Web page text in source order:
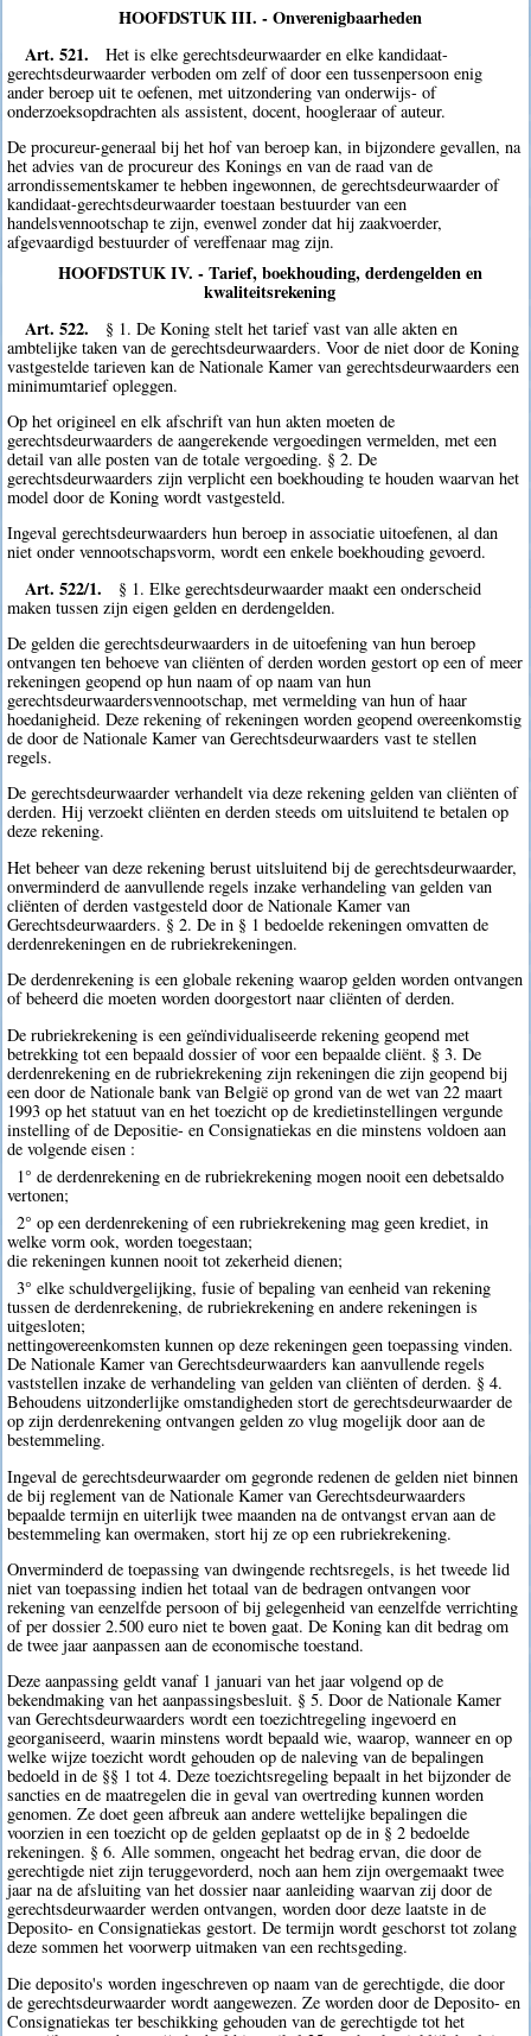
HOOFDSTUK III. - Onverenigbaarheden
Art. 521.
Het is elke gerechtsdeurwaarder en elke kandidaat-
gerechtsdeurwaarder verboden om zelf of door een tussenpersoon enig
ander beroep uit te oefenen, met uitzondering van onderwijs- of
onderzoeksopdrachten als assistent, docent, hoogleraar of auteur.
De procureur-generaal bij het hof van beroep kan, in bijzondere gevallen, na
het advies van de procureur des Konings en van de raad van de
arrondissementskamer te hebben ingewonnen, de gerechtsdeurwaarder of
kandidaat-gerechtsdeurwaarder toestaan bestuurder van een
handelsvennootschap te zijn, evenwel zonder dat hij zaakvoerder,
afgevaardigd bestuurder of vereffenaar mag zijn.
HOOFDSTUK IV. - Tarief, boekhouding, derdengelden en
kwaliteitsrekening
Art. 522.
§ 1. De Koning stelt het tarief vast van alle akten en
ambtelijke taken van de gerechtsdeurwaarders. Voor de niet door de Koning
vastgestelde tarieven kan de Nationale Kamer van gerechtsdeurwaarders een
minimumtarief opleggen.
Op het origineel en elk afschrift van hun akten moeten de
gerechtsdeurwaarders de aangerekende vergoedingen vermelden, met een
detail van alle posten van de totale vergoeding. § 2. De
gerechtsdeurwaarders zijn verplicht een boekhouding te houden waarvan het
model door de Koning wordt vastgesteld.
Ingeval gerechtsdeurwaarders hun beroep in associatie uitoefenen, al dan
niet onder vennootschapsvorm, wordt een enkele boekhouding gevoerd.
Art. 522/1.
§ 1. Elke gerechtsdeurwaarder maakt een onderscheid
maken tussen zijn eigen gelden en derdengelden.
De gelden die gerechtsdeurwaarders in de uitoefening van hun beroep
ontvangen ten behoeve van cliënten of derden worden gestort op een of meer
rekeningen geopend op hun naam of op naam van hun
gerechtsdeurwaardersvennootschap, met vermelding van hun of haar
hoedanigheid. Deze rekening of rekeningen worden geopend overeenkomstig
de door de Nationale Kamer van Gerechtsdeurwaarders vast te stellen
regels.
De gerechtsdeurwaarder verhandelt via deze rekening gelden van cliënten of
derden. Hij verzoekt cliënten en derden steeds om uitsluitend te betalen op
deze rekening.
Het beheer van deze rekening berust uitsluitend bij de gerechtsdeurwaarder,
onverminderd de aanvullende regels inzake verhandeling van gelden van
cliënten of derden vastgesteld door de Nationale Kamer van
Gerechtsdeurwaarders. § 2. De in § 1 bedoelde rekeningen omvatten de
derdenrekeningen en de rubriekrekeningen.
De derdenrekening is een globale rekening waarop gelden worden ontvangen
of beheerd die moeten worden doorgestort naar cliënten of derden.
De rubriekrekening is een geïndividualiseerde rekening geopend met
betrekking tot een bepaald dossier of voor een bepaalde cliënt. § 3. De
derdenrekening en de rubriekrekening zijn rekeningen die zijn geopend bij
een door de Nationale bank van België op grond van de wet van 22 maart
1993 op het statuut van en het toezicht op de kredietinstellingen vergunde
instelling of de Depositie- en Consignatiekas en die minstens voldoen aan
de volgende eisen :
1° de derdenrekening en de rubriekrekening mogen nooit een debetsaldo
vertonen;
2° op een derdenrekening of een rubriekrekening mag geen krediet, in
welke vorm ook, worden toegestaan;
die rekeningen kunnen nooit tot zekerheid dienen;
3° elke schuldvergelijking, fusie of bepaling van eenheid van rekening
tussen de derdenrekening, de rubriekrekening en andere rekeningen is
uitgesloten;
nettingovereenkomsten kunnen op deze rekeningen geen toepassing vinden.
De Nationale Kamer van Gerechtsdeurwaarders kan aanvullende regels
vaststellen inzake de verhandeling van gelden van cliënten of derden. § 4.
Behoudens uitzonderlijke omstandigheden stort de gerechtsdeurwaarder de
op zijn derdenrekening ontvangen gelden zo vlug mogelijk door aan de
bestemmeling.
Ingeval de gerechtsdeurwaarder om gegronde redenen de gelden niet binnen
de bij reglement van de Nationale Kamer van Gerechtsdeurwaarders
bepaalde termijn en uiterlijk twee maanden na de ontvangst ervan aan de
bestemmeling kan overmaken, stort hij ze op een rubriekrekening.
Onverminderd de toepassing van dwingende rechtsregels, is het tweede lid
niet van toepassing indien het totaal van de bedragen ontvangen voor
rekening van eenzelfde persoon of bij gelegenheid van eenzelfde verrichting
of per dossier 2.500 euro niet te boven gaat. De Koning kan dit bedrag om
de twee jaar aanpassen aan de economische toestand.
Deze aanpassing geldt vanaf 1 januari van het jaar volgend op de
bekendmaking van het aanpassingsbesluit. § 5. Door de Nationale Kamer
van Gerechtsdeurwaarders wordt een toezichtregeling ingevoerd en
georganiseerd, waarin minstens wordt bepaald wie, waarop, wanneer en op
welke wijze toezicht wordt gehouden op de naleving van de bepalingen
bedoeld in de §§ 1 tot 4. Deze toezichtsregeling bepaalt in het bijzonder de
sancties en de maatregelen die in geval van overtreding kunnen worden
genomen. Ze doet geen afbreuk aan andere wettelijke bepalingen die
voorzien in een toezicht op de gelden geplaatst op de in § 2 bedoelde
rekeningen. § 6. Alle sommen, ongeacht het bedrag ervan, die door de
gerechtigde niet zijn teruggevorderd, noch aan hem zijn overgemaakt twee
jaar na de afsluiting van het dossier naar aanleiding waarvan zij door de
gerechtsdeurwaarder werden ontvangen, worden door deze laatste in de
Deposito- en Consignatiekas gestort. De termijn wordt geschorst tot zolang
deze sommen het voorwerp uitmaken van een rechtsgeding.
Die deposito's worden ingeschreven op naam van de gerechtigde, die door
de gerechtsdeurwaarder wordt aangewezen. Ze worden door de Deposito- en
Consignatiekas ter beschikking gehouden van de gerechtigde tot het